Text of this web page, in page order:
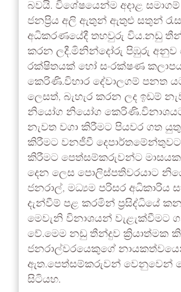
බවයි. විශේෂයෙන්ම අදාළ
ජනප්‍රිය අලි ඇතුන් ඇතුළු සතුන්
අධිකරණයේදී තහවුරු විය.නඩු
කරන ලදී.මිනින්දෝරු පිඹුරු අනුව
රක්ෂිතයක් හෝ සංරක්ෂණ
කෙරිණි.විහාර දේවාලගම් පනත
ලෙසත්, බැහැර කරන ලද ඉඩම්
නියෝග නියෝග කෙරිණි.විනාශයට
නැවත වගා කිරීමට පියවර ගත
කිරීමට වනජීවී
කිරීමට පෙත්සම්කරුවන්ට මාසයක
දෙන ලෙස පොලිස්පතිවරයාට
ජනරාල්, මධ්‍යම පරිසර
දැන්වීම් පළ කරමින් ප්‍රසිද්ධියේ
මෙවැනි විනාශයන් වැළැක්වීමට
වේ.මෙම නඩු තීන්දුව ක්‍රියාත්මක
ජනරාල්වරයෙකුගේ
ඇත.පෙත්සම්කරුවන් වෙනුවෙන්
සිටියහ.